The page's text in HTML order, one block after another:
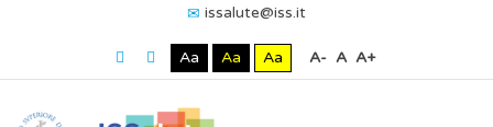
issalute@iss.it
Aa Aa Aa A- A A+